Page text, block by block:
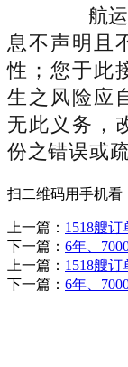
航运
息不声明且
性；您于此
生之风险应
无此义务，
份之错误或疏
扫二维码用手机看
上一篇： 1518艘
下一篇： 6年、
上一篇： 1518艘
下一篇： 6年、